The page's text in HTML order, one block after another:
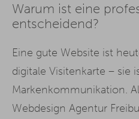
Warum ist eine
entscheidend?
Eine gute Website ist
digitale Visitenkarte – sie
Markenkommunikation.
Webdesign Agentur